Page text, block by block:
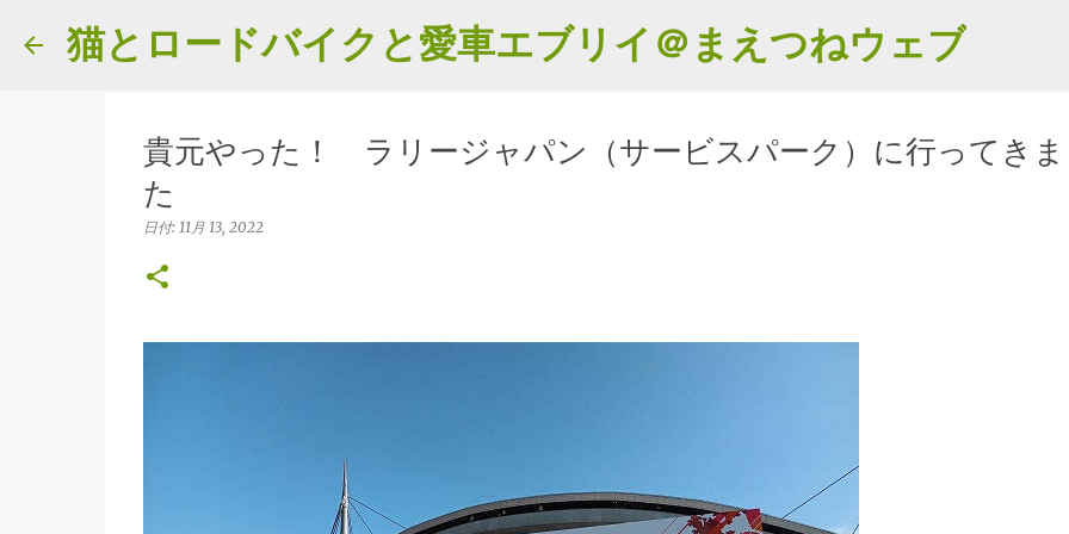
スキップしてメイン コンテンツに移動
猫とロードバイクと愛車エブリイ＠まえつねウェブ
貴元やった！ ラリージャパン（サービスパーク）に行ってき
た
日付: 11月 13, 2022